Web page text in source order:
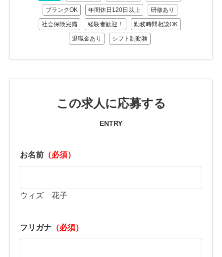
ブランクOK 年間休日120日以上 研修あり
社会保険完備 経験者歓迎！ 勤務時間相談OK
退職金あり シフト制勤務
この求人に応募する
ENTRY
お名前 （必須）
ウィズ 花子
フリガナ （必須）